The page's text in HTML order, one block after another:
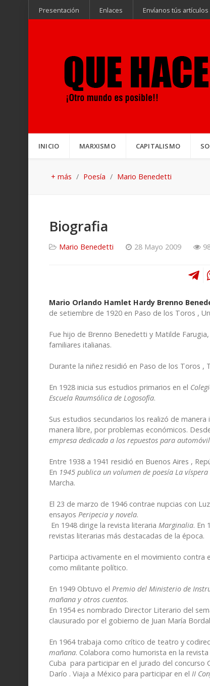
Presentación Enlaces Envíanos tús artículos
INICIO MARXISMO CAPITALISMO
+ más Poesía Mario Benedetti
Biografia
Mario Benedetti 28 Mayo 2009
Mario Orlando Hamlet Hardy Brenno
de setiembre de 1920 en Paso de los Toros ,
Fue hijo de Brenno Benedetti y Matilde
familiares italianas.
Durante la niñez residió en Paso de los Toros
En 1928 inicia sus estudios primarios en el
Escuela Raumsólica de Logosofía.
Sus estudios secundarios los realizó de
manera libre, por problemas económicos.
empresa dedicada a los repuestos para
Entre 1938 a 1941 residió en Buenos Aires ,
En 1945 publica un volumen de poesía La
Marcha.
El 23 de marzo de 1946 contrae nupcias con
ensayos Peripecia y novela.
En 1948 dirige la revista literaria Marginalia. En
revistas literarias más destacadas de la época.
Participa activamente en el movimiento contra
como militante político.
En 1949 Obtuvo el Premio del Ministerio de
mañana y otros cuentos.
En 1954 es nombrado Director Literario del
clausurado por el gobierno de Juan María
En 1964 trabaja como crítico de teatro y
mañana. Colabora como humorista en la revista
Cuba para participar en el jurado del concurso
Darío . Viaja a México para participar en el II